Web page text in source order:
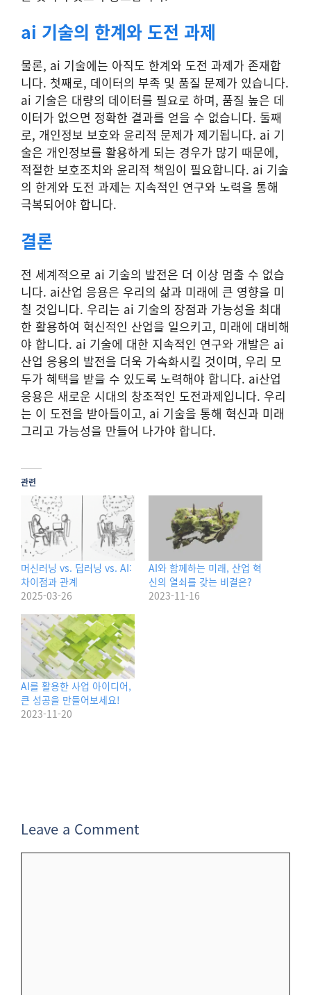
ai 기술의 한계와 도전 과제
물론, ai 기술에는 아직도 한계와 도전 과제가 존재합
니다. 첫째로, 데이터의 부족 및 품질 문제가 있습니다.
ai 기술은 대량의 데이터를 필요로 하며, 품질 높은 데
이터가 없으면 정확한 결과를 얻을 수 없습니다. 둘째
로, 개인정보 보호와 윤리적 문제가 제기됩니다. ai 기
술은 개인정보를 활용하게 되는 경우가 많기 때문에,
적절한 보호조치와 윤리적 책임이 필요합니다. ai 기술
의 한계와 도전 과제는 지속적인 연구와 노력을 통해
극복되어야 합니다.
결론
전 세계적으로 ai 기술의 발전은 더 이상 멈출 수 없습
니다. ai산업 응용은 우리의 삶과 미래에 큰 영향을 미
칠 것입니다. 우리는 ai 기술의 장점과 가능성을 최대
한 활용하여 혁신적인 산업을 일으키고, 미래에 대비해
야 합니다. ai 기술에 대한 지속적인 연구와 개발은 ai
산업 응용의 발전을 더욱 가속화시킬 것이며, 우리 모
두가 혜택을 받을 수 있도록 노력해야 합니다. ai산업
응용은 새로운 시대의 창조적인 도전과제입니다. 우리
는 이 도전을 받아들이고, ai 기술을 통해 혁신과 미래
그리고 가능성을 만들어 나가야 합니다.
관련
머신러닝 vs. 딥러닝 vs. AI:
차이점과 관계
2025-03-26
AI와 함께하는 미래, 산업 혁
신의 열쇠를 갖는 비결은?
2023-11-16
AI를 활용한 사업 아이디어,
큰 성공을 만들어보세요!
2023-11-20
Leave a Comment